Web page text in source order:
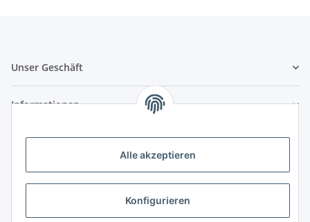
Alle akzeptieren
Konfigurieren
Unser Geschäft
Informationen
Zahlungsmöglichkeiten
Vorkasse (per Bank-Überweisung)
PayPal
Kreditkarte